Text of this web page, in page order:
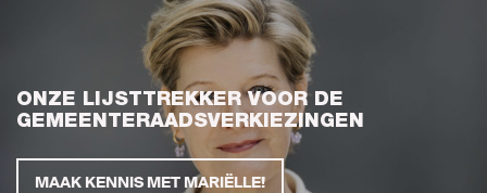
ONZE LIJSTTREKKER VOOR DE
GEMEENTERAADSVERKIEZINGEN
MAAK KENNIS MET MARIËLLE!
MIJN GROENLINKS